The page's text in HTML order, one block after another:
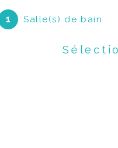
1 Salle(s) de bain